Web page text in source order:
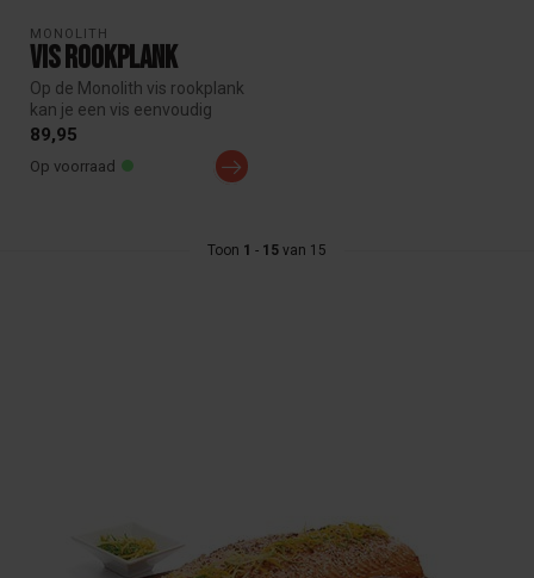
MONOLITH
Vis rookplank
Op de Monolith vis rookplank
kan je een vis eenvoudig
klemmen tussen de RVS
89,95
Op voorraad
Toon 1 - 15 van 15